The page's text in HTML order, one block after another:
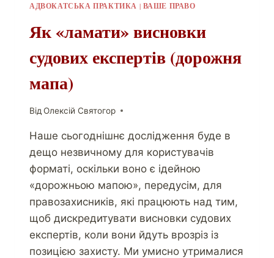
АДВОКАТСЬКА ПРАКТИКА | ВАШЕ ПРАВО
Як «ламати» висновки
судових експертів (дорожня
мапа)
Від Олексій Святогор
Наше сьогоднішнє дослідження буде в
дещо незвичному для користувачів
форматі, оскільки воно є ідейною
«дорожньою мапою», передусім, для
правозахисників, які працюють над тим,
щоб дискредитувати висновки судових
експертів, коли вони йдуть врозріз із
позицією захисту. Ми умисно утрималися